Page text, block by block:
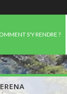
S'Y RENDRE ?